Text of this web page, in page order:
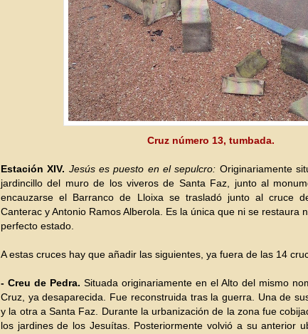
Cruz número 13, tumbada.
Estación XIV. Jesús es puesto en el sepulcro: Originariamente
jardincillo del muro de los viveros de Santa Faz, junto al
encauzarse el Barranco de Lloixa se trasladó junto al cruce
Canterac y Antonio Ramos Alberola. Es la única que ni se restaura
perfecto estado.
A estas cruces hay que añadir las siguientes, ya fuera de las 14
- Creu de Pedra. Situada originariamente en el Alto del mismo
Cruz, ya desaparecida. Fue reconstruida tras la guerra. Una de
y la otra a Santa Faz. Durante la urbanización de la zona fue
los jardines de los Jesuítas. Posteriormente volvió a su anterior